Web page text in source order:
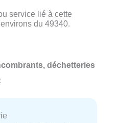
service lié à cette
du 49340.
déchetteries